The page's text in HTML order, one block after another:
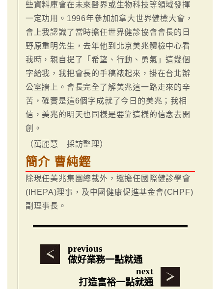
些資料庫會在未來醫界或生物科技等領域發揮
一定功用。1996年參加加拿大世界健檢大會，
會上我認識了當時擔任世界健診協會會長的日
野原重明先生，去年他到北京美兆體檢中心看
我時，親自提了「希望、行動、勇氣」這幾個
字給我，我把會長的手稿裱起來，掛在台北辦
公室牆上。會長完全了解美兆這一路走來的辛
苦，確實是這6個字成就了今日的美兆；我相
信，美兆的明天也同樣是要靠這樣的信念去開
創。
（萬麗慧 採訪整理）
簡介 曹純鏗
除現任美兆集團總裁外，還擔任國際健診學會
(IHEPA)理事，及中國健康促進基金會(CHPF)
副理事長。
previous
做好業務一點就通
next
打造富裕一點就通